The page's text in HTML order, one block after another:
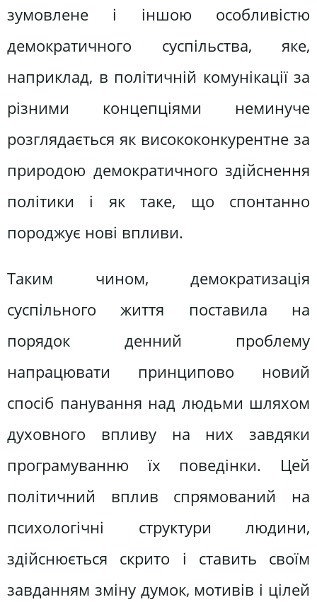
зумовлене і іншою особливістю
демократичного суспільства, яке,
наприклад, в політичній комунікації за
різними концепціями неминуче
розглядається як висококонкурентне за
природою демократичного здійснення
політики і як таке, що спонтанно
породжує нові впливи.
Таким чином, демократизація
суспільного життя поставила на
порядок денний проблему
напрацювати принципово новий
спосіб панування над людьми шляхом
духовного впливу на них завдяки
програмуванню їх поведінки. Цей
політичний вплив спрямований на
психологічні структури людини,
здійснюється скрито і ставить своїм
завданням зміну думок, мотивів і цілей